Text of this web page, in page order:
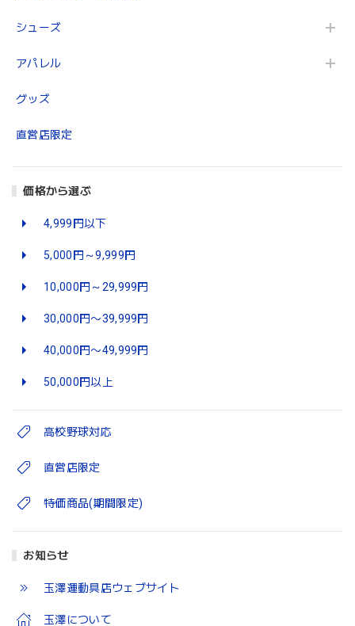
シューズ
アパレル
グッズ
直営店限定
価格から選ぶ
4,999円以下
5,000円～9,999円
10,000円～29,999円
30,000円〜39,999円
40,000円〜49,999円
50,000円以上
高校野球対応
直営店限定
特価商品(期間限定)
お知らせ
玉澤運動具店ウェブサイト
玉澤について